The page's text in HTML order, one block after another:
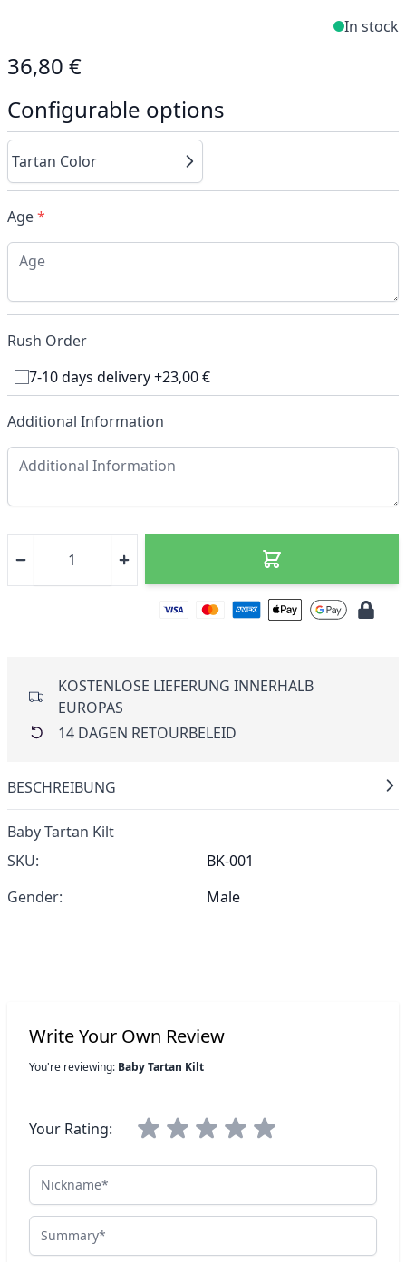
In stock
36,80 €
Configurable options
Tartan Color
Age*
Rush Order
7-10 days delivery +23,00 €
Additional Information
KOSTENLOSE LIEFERUNG INNERHALB
EUROPAS
14 DAGEN RETOURBELEID
BESCHREIBUNG
Baby Tartan Kilt
SKU:
BK-001
Gender:
Male
Write Your Own Review
You're reviewing: Baby Tartan Kilt
Your Rating:
Nickname
Summary